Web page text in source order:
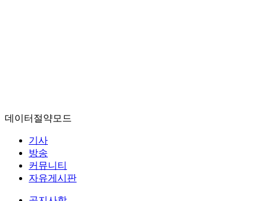
데이터절약모드
기사
방송
커뮤니티
자유게시판